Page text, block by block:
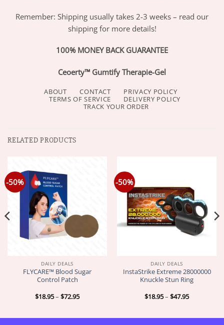
Remember: Shipping usually takes 2-3 weeks – read our
shipping for more details!
100% MONEY BACK GUARANTEE
Ceoerty™ Gumtify Therapie-Gel
ABOUT CONTACT
PRIVACY POLICY
TERMS OF SERVICE
DELIVERY POLICY
TRACK YOUR ORDER
RELATED PRODUCTS
-50%
DAILY DEALS
FLYCARE™ Blood Sugar
Control Patch
$18.95– $72.95Price
$72.95
-50%
DAILY DEALS
InstaStrike Extreme 28000000
Knuckle Stun Ring
$18.95– $47.95Price
$47.95